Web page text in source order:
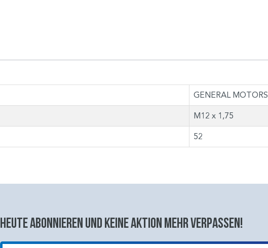
GENERAL MOTORS
M12 x 1,75
52
Heute abonnieren und keine aktion mehr verpassen!